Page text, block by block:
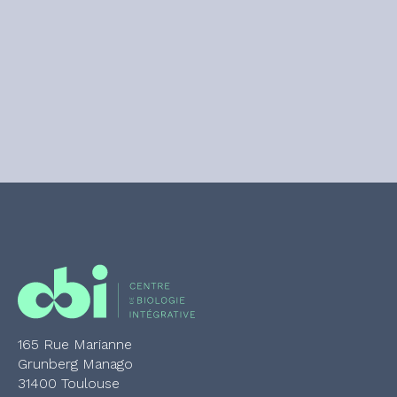
165 Rue Marianne
Grunberg Manago
31400 Toulouse